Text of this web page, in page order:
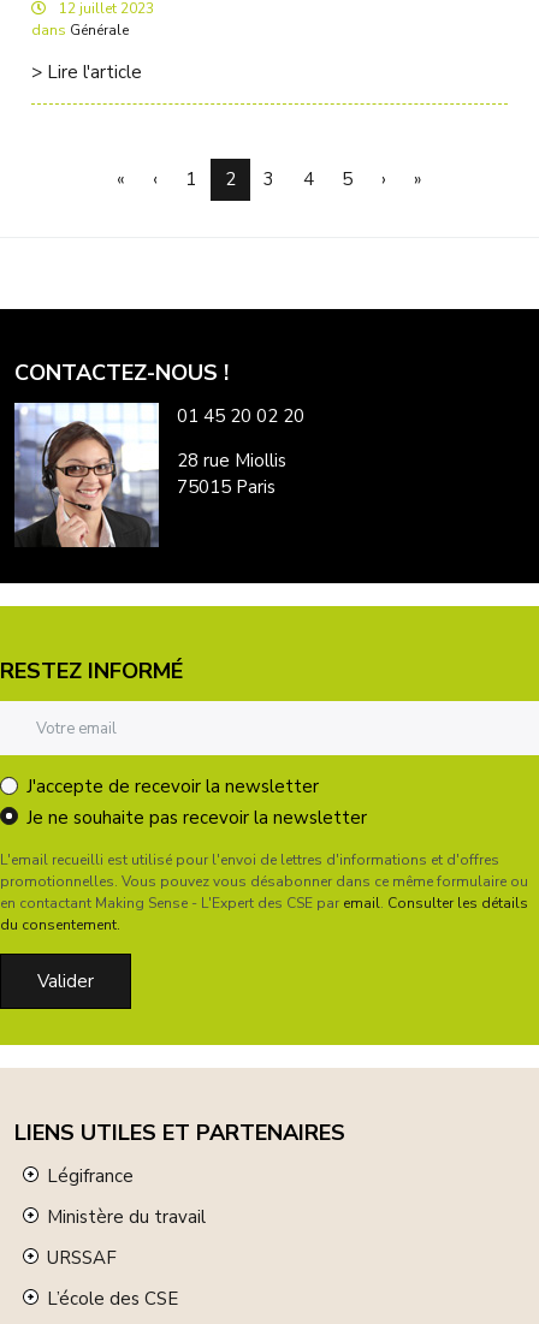
12 juillet 2023
dans Générale
> Lire l'article
« ‹ 1 2 3 4 5 › »
CONTACTEZ-NOUS !
01 45 20 02 20
28 rue Miollis
75015 Paris
RESTEZ INFORMÉ
J'accepte de recevoir la newsletter
Je ne souhaite pas recevoir la newsletter
L'email recueilli est utilisé pour l'envoi de lettres d'informations et d'offres
promotionnelles. Vous pouvez vous désabonner dans ce même formulaire ou
en contactant Making Sense - L'Expert des CSE par email. Consulter les détails
du consentement.
LIENS UTILES ET PARTENAIRES
Légifrance
Ministère du travail
URSSAF
L’école des CSE